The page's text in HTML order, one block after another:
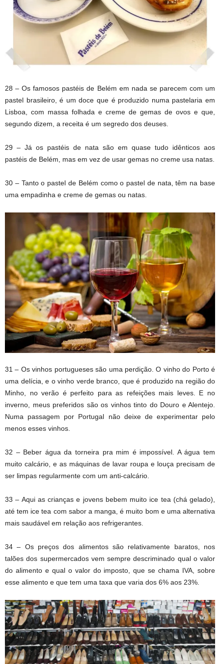
28 – Os famosos pastéis de Belém em nada se parecem com um
pastel brasileiro, é um doce que é produzido numa pastelaria em
Lisboa, com massa folhada e creme de gemas de ovos e que,
segundo dizem, a receita é um segredo dos deuses.
29 – Já os pastéis de nata são em quase tudo idênticos aos
pastéis de Belém, mas em vez de usar gemas no creme usa natas.
30 – Tanto o pastel de Belém como o pastel de nata, têm na base
uma empadinha e creme de gemas ou natas.
31 – Os vinhos portugueses são uma perdição. O vinho do Porto é
uma delícia, e o vinho verde branco, que é produzido na região do
Minho, no verão é perfeito para as refeições mais leves. E no
inverno, meus preferidos são os vinhos tinto do Douro e Alentejo.
Numa passagem por Portugal não deixe de experimentar pelo
menos esses vinhos.
32 – Beber água da torneira pra mim é impossível. A água tem
muito calcário, e as máquinas de lavar roupa e louça precisam de
ser limpas regularmente com um anti-calcário.
33 – Aqui as crianças e jovens bebem muito ice tea (chá gelado),
até tem ice tea com sabor a manga, é muito bom e uma alternativa
mais saudável em relação aos refrigerantes.
34 – Os preços dos alimentos são relativamente baratos, nos
talões dos supermercados vem sempre descriminado qual o valor
do alimento e qual o valor do imposto, que se chama IVA, sobre
esse alimento e que tem uma taxa que varia dos 6% aos 23%.